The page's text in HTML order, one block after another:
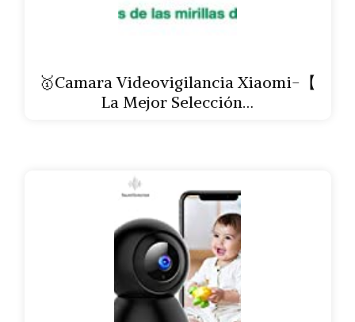
🥇Camara Videovigilancia Xiaomi-【
La Mejor Selección…